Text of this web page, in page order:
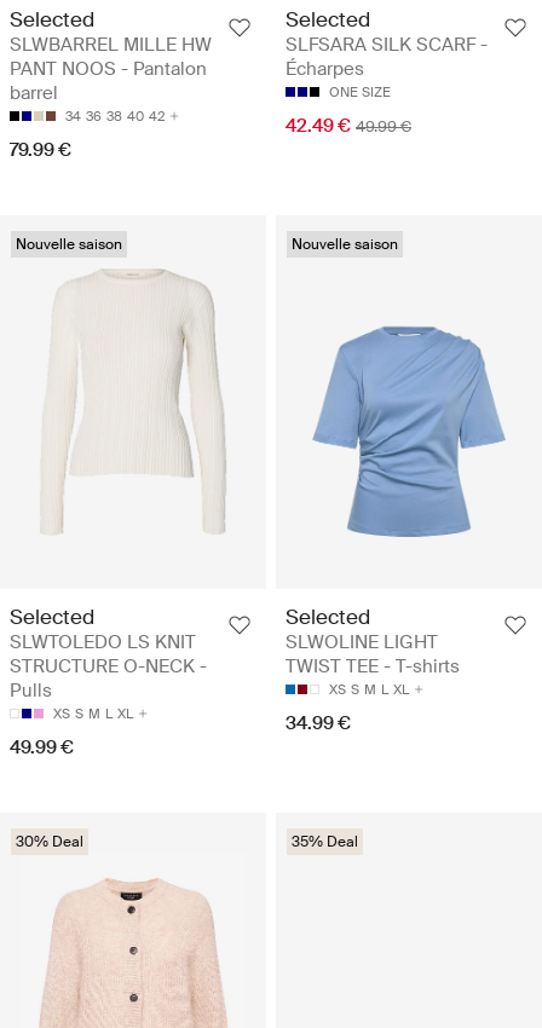
Selected
SLWBARREL MILLE HW
PANT NOOS - Pantalon
barrel
34 36 38 40 42
79.99 €
Selected
SLFSARA SILK SCARF -
Écharpes
ONE SIZE
42.49 € 49.99 €
Nouvelle saison
Selected
SLWTOLEDO LS KNIT
STRUCTURE O-NECK -
Pulls
XS S M L XL
49.99 €
Nouvelle saison
Selected
SLWOLINE LIGHT
TWIST TEE - T-shirts
XS S M L XL
34.99 €
30% Deal 35% Deal